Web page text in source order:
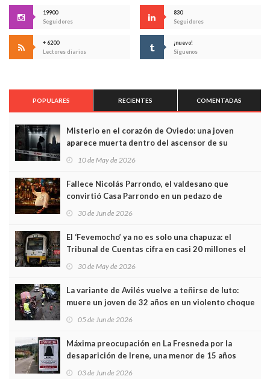
19900
Seguidores
830
Seguidores
+ 6200
Lectores diarios
¡nuevo!
Síguenos
POPULARES RECIENTES COMENTADAS
Misterio en el corazón de Oviedo: una joven
aparece muerta dentro del ascensor de su
edificio y las cámaras captan sus últimos minutos
10 de May de 2026
Fallece Nicolás Parrondo, el valdesano que
convirtió Casa Parrondo en un pedazo de
Asturias en Madrid
30 de Jun de 2026
El ‘Fevemocho’ ya no es solo una chapuza: el
Tribunal de Cuentas cifra en casi 20 millones el
sobrecoste de los trenes que no cabían por los
30 de May de 2026
La variante de Avilés vuelve a teñirse de luto:
muere un joven de 32 años en un violento choque
frontal
05 de Jun de 2026
Máxima preocupación en La Fresneda por la
desaparición de Irene, una menor de 15 años
03 de Jun de 2026